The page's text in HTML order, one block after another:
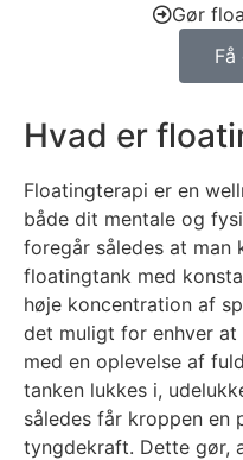
Gør
Hvad er
Floatingterapi er en
både dit mentale og
foregår således at man
floatingtank med
høje koncentration af
det muligt for enhver
med en oplevelse af
tanken lukkes i,
således får kroppen en
tyngdekraft. Dette gør,